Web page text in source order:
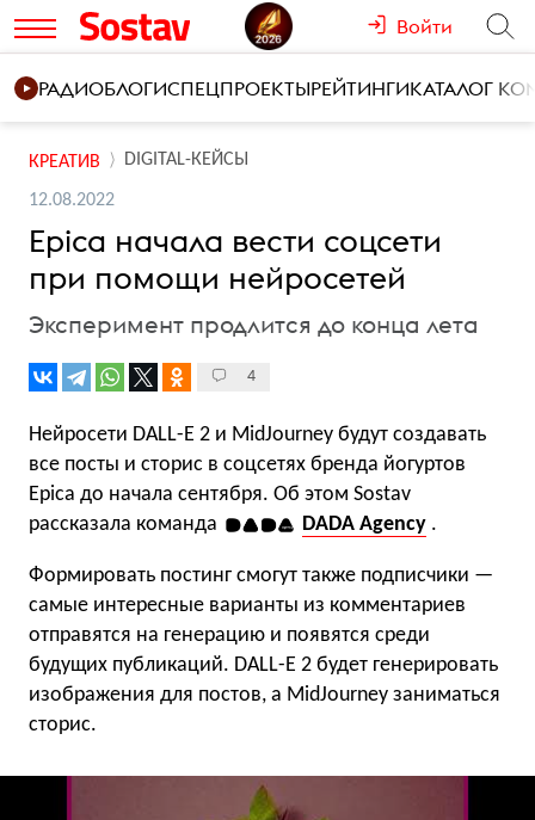
Войти
РАДИОБЛОГИСПЕЦПРОЕКТЫРЕЙТИНГИКАТАЛОГ
КРЕАТИВ DIGITAL-КЕЙСЫ
12.08.2022
Epica начала вести соцсети
при помощи нейросетей
Эксперимент продлится до конца лета
4
Нейросети DALL-E 2 и MidJourney будут создавать
все посты и сторис в соцсетях бренда йогуртов
Epica до начала сентября. Об этом Sostav
рассказала команда
DADA Agency .
Формировать постинг смогут также подписчики —
самые интересные варианты из комментариев
отправятся на генерацию и появятся среди
будущих публикаций. DALL-E 2 будет генерировать
изображения для постов, а MidJourney заниматься
сторис.